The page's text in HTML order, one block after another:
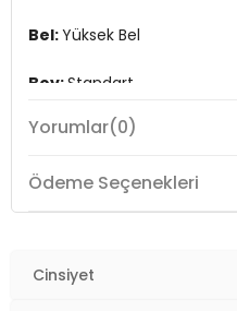
Bel:Yüksek Bel
Boy:Standart
Paça Tipi:Bol Paça
Kalıp Bilgisi:Flare Fit
Menşei:
Yorumlar(0)
Ödeme Seçenekleri
Cinsiyet